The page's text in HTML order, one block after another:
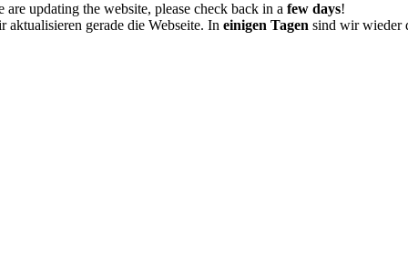
are updating the website, please check back in a few days!
aktualisieren gerade die Webseite. In einigen Tagen sind wir wieder